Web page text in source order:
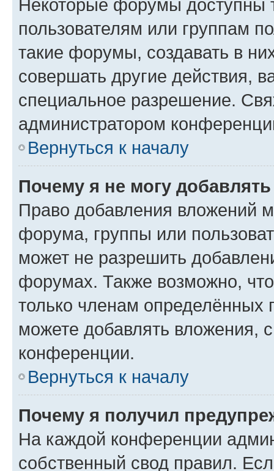
Некоторые форумы доступны
пользователям или группам
такие форумы, создавать в
совершать другие действия,
специальное разрешение.
администратором
Вернуться к началу
Почему я не могу
Право добавления вложений
форума, группы или
может не разрешить
форумах. Также возможно,
только членам определённых
можете добавлять вложения,
конференции.
Вернуться к началу
Почему я получил
На каждой конференции
собственный свод правил.